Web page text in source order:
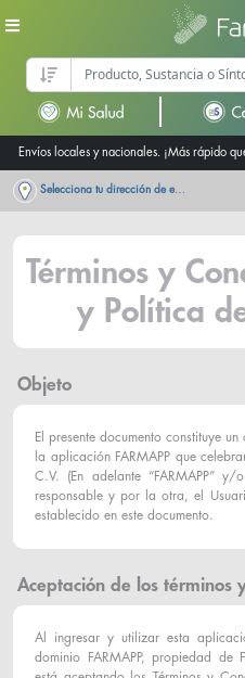
Envíos locales y nacionales. ¡Más rápido
Selecciona tu dirección de entrega
Términos y
y Política
Objeto
El presente documento constituye
la aplicación FARMAPP que
C.V. (En adelante “FARMAPP”
responsable y por la otra, el
establecido en este documento.
Aceptación de los términos
Al ingresar y utilizar esta
dominio FARMAPP, propiedad de